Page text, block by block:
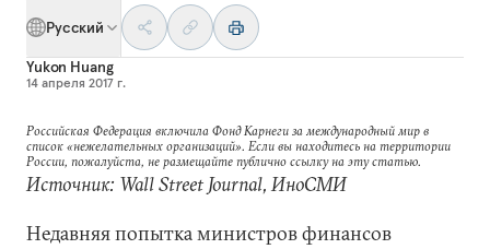
Русский
Yukon Huang
14 апреля 2017 г.
Российская Федерация включила Фонд Карнеги за международный мир в
список «нежелательных организаций». Если вы находитесь на территории
России, пожалуйста, не размещайте публично ссылку на эту статью.
Источник: Wall Street Journal, ИноСМИ
Недавняя попытка министров финансов